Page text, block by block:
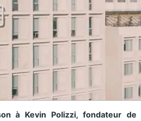
à Kevin Polizzi, fondateur de